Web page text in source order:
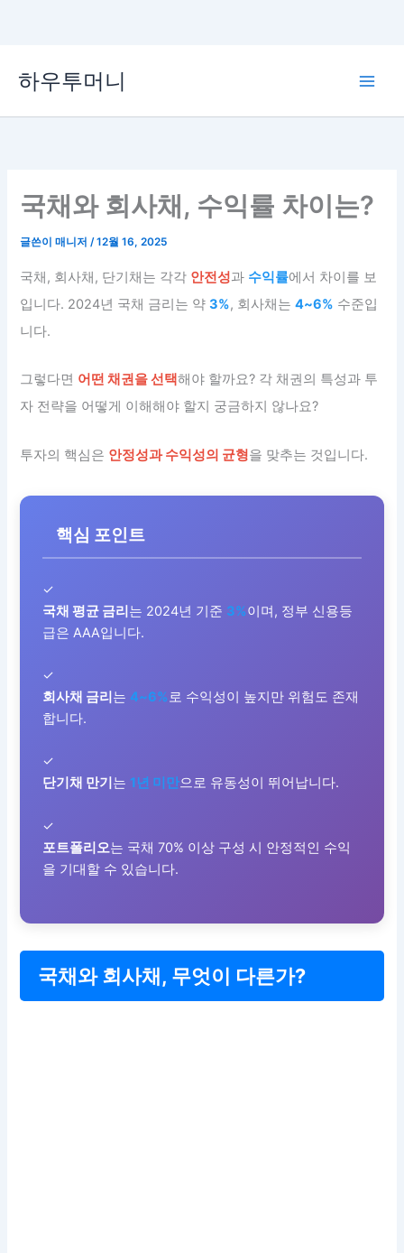
로
하우투머니
국채와 회사채, 수익률 차이는?
글쓴이매니저/12월 16, 2025
국채, 회사채, 단기채는 각각 안전성과 수익률에서 차이를 보
입니다. 2024년 국채 금리는 약3%, 회사채는4~6% 수준입
니다.
그렇다면 어떤 채권을 선택해야 할까요? 각 채권의 특성과 투
자 전략을 어떻게 이해해야 할지 궁금하지 않나요?
투자의 핵심은 안정성과 수익성의 균형을 맞추는 것입니다.
핵심 포인트
✓
국채 평균 금리는 2024년 기준 3%이며, 정부 신용등
급은 AAA입니다.
✓
회사채 금리는4~6%로 수익성이 높지만 위험도 존재
합니다.
✓
단기채 만기는 1년 미만으로 유동성이 뛰어납니다.
✓
포트폴리오는 국채 70% 이상 구성 시 안정적인 수익
을 기대할 수 있습니다.
국채와 회사채, 무엇이 다른가?